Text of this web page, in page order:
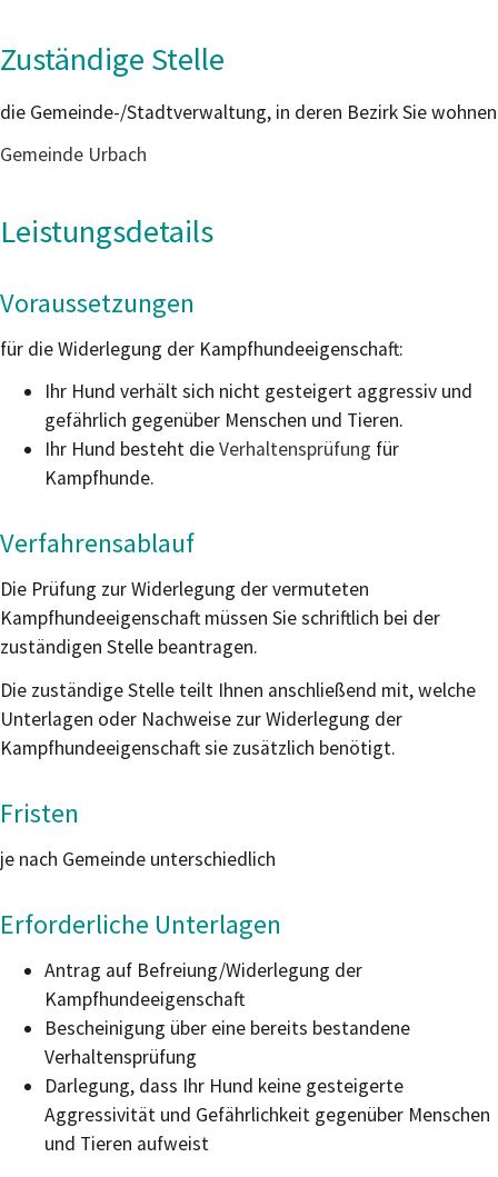
Zuständige Stelle
die Gemeinde-/Stadtverwaltung, in deren Bezirk Sie wohnen
Gemeinde Urbach
Leistungsdetails
Voraussetzungen
für die Widerlegung der Kampfhundeeigenschaft:
Ihr Hund verhält sich nicht gesteigert aggressiv und
gefährlich gegenüber Menschen und Tieren.
Ihr Hund besteht dieVerhaltensprüfung für
Kampfhunde.
Verfahrensablauf
Die Prüfung zur Widerlegung der vermuteten
Kampfhundeeigenschaft müssen Sie schriftlich bei der
zuständigen Stelle beantragen.
Die zuständige Stelle teilt Ihnen anschließend mit, welche
Unterlagen oder Nachweise zur Widerlegung der
Kampfhundeeigenschaft sie zusätzlich benötigt.
Fristen
je nach Gemeinde unterschiedlich
Erforderliche Unterlagen
Antrag auf Befreiung/Widerlegung der
Kampfhundeeigenschaft
Bescheinigung über eine bereits bestandene
Verhaltensprüfung
Darlegung, dass Ihr Hund keine gesteigerte
Aggressivität und Gefährlichkeit gegenüber Menschen
und Tieren aufweist